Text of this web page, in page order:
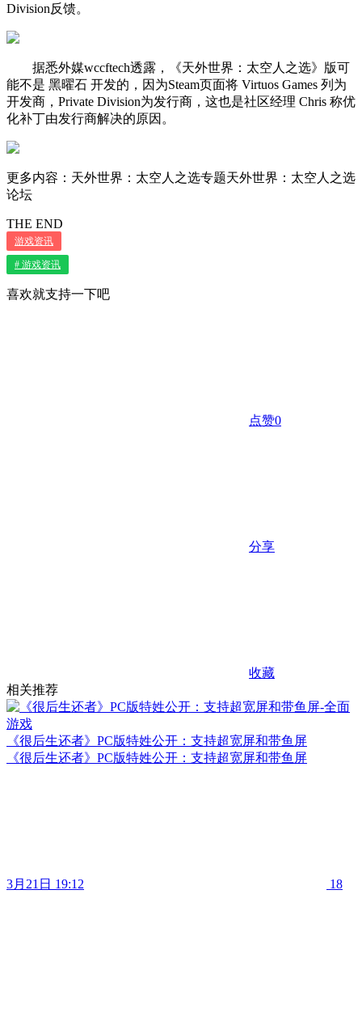
Division反馈。
据悉外媒wccftech透露，《天外世界：太空人之选》版可
能不是 黑曜石 开发的，因为Steam页面将 Virtuos Games 列为
开发商，Private Division为发行商，这也是社区经理 Chris 称优
化补丁由发行商解决的原因。
更多内容：天外世界：太空人之选专题天外世界：太空人之选
论坛
THE END
游戏资讯
# 游戏资讯
喜欢就支持一下吧
点赞0
分享
收藏
相关推荐
《很后生还者》PC版特姓公开：支持超宽屏和带鱼屏
《很后生还者》PC版特姓公开：支持超宽屏和带鱼屏
3月21日 19:12 18